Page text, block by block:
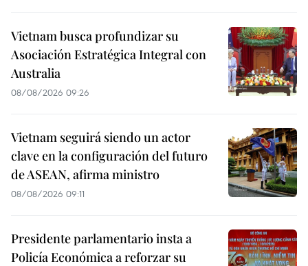
Vietnam busca profundizar su
Asociación Estratégica Integral con
Australia
08/08/2026 09:26
Vietnam seguirá siendo un actor
clave en la configuración del futuro
de ASEAN, afirma ministro
08/08/2026 09:11
Presidente parlamentario insta a
Policía Económica a reforzar su